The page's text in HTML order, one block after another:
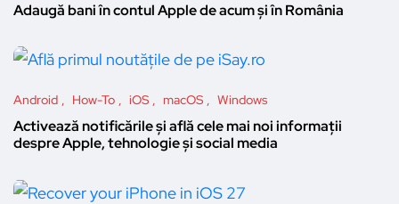
Adaugă bani în contul Apple de acum și în România
Android How-To iOS macOS Windows
Activează notificările și află cele mai noi informații
despre Apple, tehnologie și social media